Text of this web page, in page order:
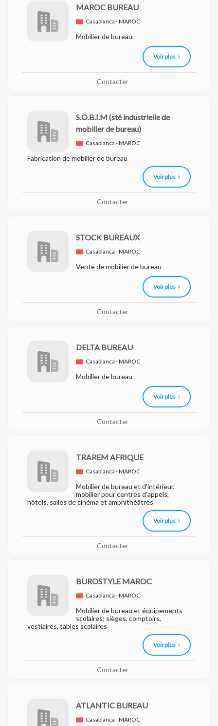
MAROC BUREAU
Casablanca - MAROC
Mobilier de bureau
Voir plus
Contacter
S.O.B.I.M (sté industrielle de
mobilier de bureau)
Casablanca - MAROC
Fabrication de mobilier de bureau
Voir plus
Contacter
STOCK BUREAUX
Casablanca - MAROC
Vente de mobilier de bureau
Voir plus
Contacter
DELTA BUREAU
Casablanca - MAROC
Mobilier de bureau
Voir plus
Contacter
TRAREM AFRIQUE
Casablanca - MAROC
Mobilier de bureau et d'intérieur,
mobilier pour centres d'appels,
hôtels, salles de cinéma et amphithéâtres
Voir plus
Contacter
BUROSTYLE MAROC
Casablanca - MAROC
Mobilier de bureau et équipements
scolaires; sièges, comptoirs,
vestiaires, tables scolaires
Voir plus
Contacter
ATLANTIC BUREAU
Casablanca - MAROC